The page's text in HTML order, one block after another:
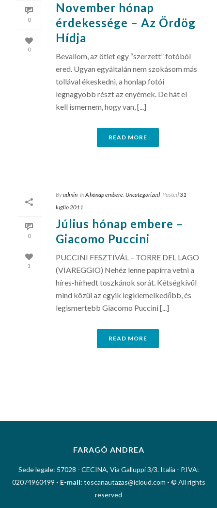
0
0
November hónap
érdekessége – Az Ördög
Hídja
Bevallom, az ötlet egy “szerzett” fotóból
ered. Ugyan egyáltalán nem szokásom más
tollával ékeskedni, a honlap fotói
legnagyobb részt az enyémek. De hát el
kell ismernem, hogy van, [...]
READ MORE
0
1
Byadmin InA hónap embere, Uncategorized Posted31
luglio 2011
Július hónap embere –
Giacomo Puccini
PUCCINI FESZTIVÁL – TORRE DEL LAGO
(VIAREGGIO) Nehéz lenne papírra vetni a
híres-hírhedt toszkánok sorát. Kétségkívül
mind közül az egyik legkiemelkedőbb, és
legismertebb Giacomo Puccini [...]
READ MORE
FARAGÓ ANDREA
Sede legale: 57028 - CECINA, Via Galluppi 3/3. Italia - P.IVA:
02074960499 - E-mail: toscanautazas@icloud.com - © All rights
reserved